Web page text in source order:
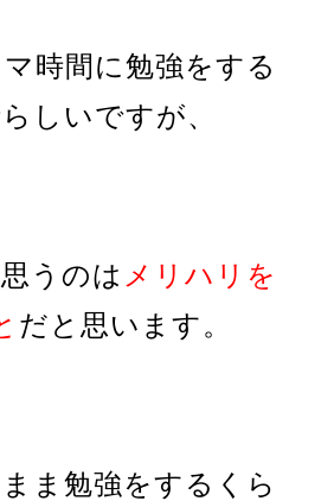
時間に勉強をする
しいですが、
うのは メリハリを
だと思います。
ま勉強をするくら